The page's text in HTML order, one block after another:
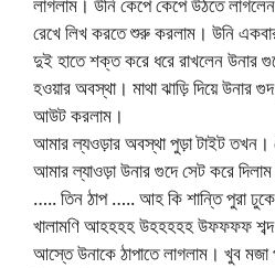
রেখে লিখ করতে শুরু করলাম। উনি
দুই হাতে শক্ত করে ধরে রাখলেন উনার
হওয়ার অবস্থা। মাথা ঝাড়ি দিয়ে উনার
আউট করলাম।
আমার ল্যওড়ার অবস্থা পুড়া টাইট
আমার ল্যাওড়া উনার গুদে সেট করে
….. তিন ঠাপ ….. আহ কি শান্তি পুরা ঢুকে
খালামণি আহহহহ উহহহহহ উফফফফ
আস্তে উনাকে ঠাপাতে লাগলাম। খুব মজা